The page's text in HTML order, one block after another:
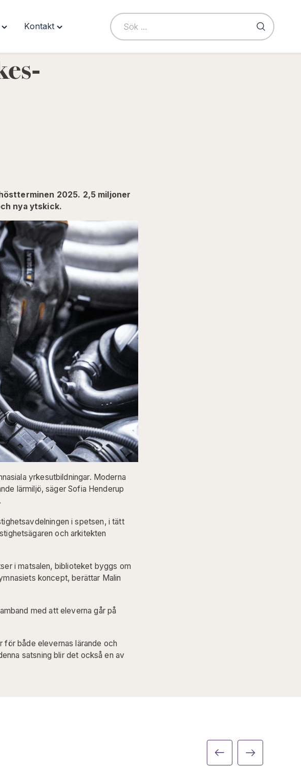
Toggle
Kontakt
Toggle
menu
2025. 2,5 miljoner
nya ytskick.
yrkesutbildningar. Moderna
lärmiljö, säger Sofia Henderup
i spetsen, i tätt
och arkitekten
i matsalen, biblioteket byggs om
koncept, berättar Malin
med att eleverna går på
både elevernas lärande och
satsning blir det också en av